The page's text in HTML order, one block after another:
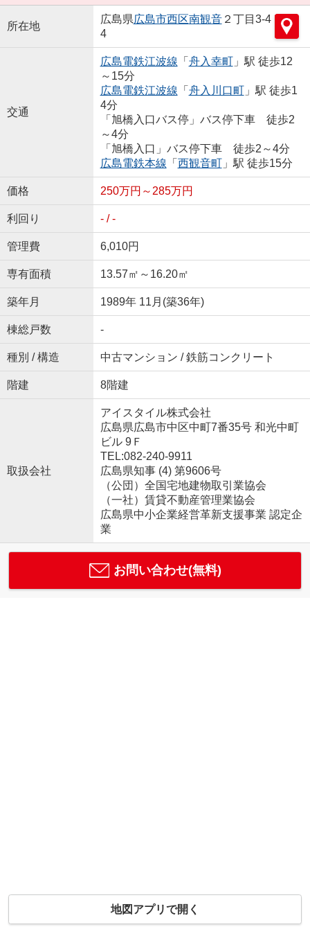
所在地
広島県広島市西区南観音２丁目3-4
4
交通
広島電鉄江波線 「 舟入幸町」駅 徒歩12
～15分
広島電鉄江波線 「 舟入川口町」駅 徒歩1
4分
「旭橋入口バス停」バス停下車 徒歩2
～4分
「旭橋入口」バス停下車 徒歩2～4分
広島電鉄本線 「 西観音町」駅 徒歩15分
価格 250万円～285万円
利回り - / -
管理費 6,010円
専有面積 13.57㎡～16.20㎡
築年月 1989年 11月(築36年)
棟総戸数 -
種別 / 構造 中古マンション / 鉄筋コンクリート
階建 8階建
取扱会社
アイスタイル株式会社
広島県広島市中区中町7番35号 和光中町
ビル 9Ｆ
TEL:082-240-9911
広島県知事 (4) 第9606号
（公団）全国宅地建物取引業協会
（一社）賃貸不動産管理業協会
広島県中小企業経営革新支援事業 認定企
業
お問い合わせ(無料)
地図アプリで開く